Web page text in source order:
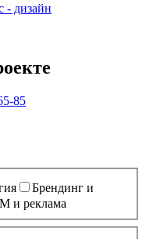
- дизайн
85
Брендинг и
и реклама